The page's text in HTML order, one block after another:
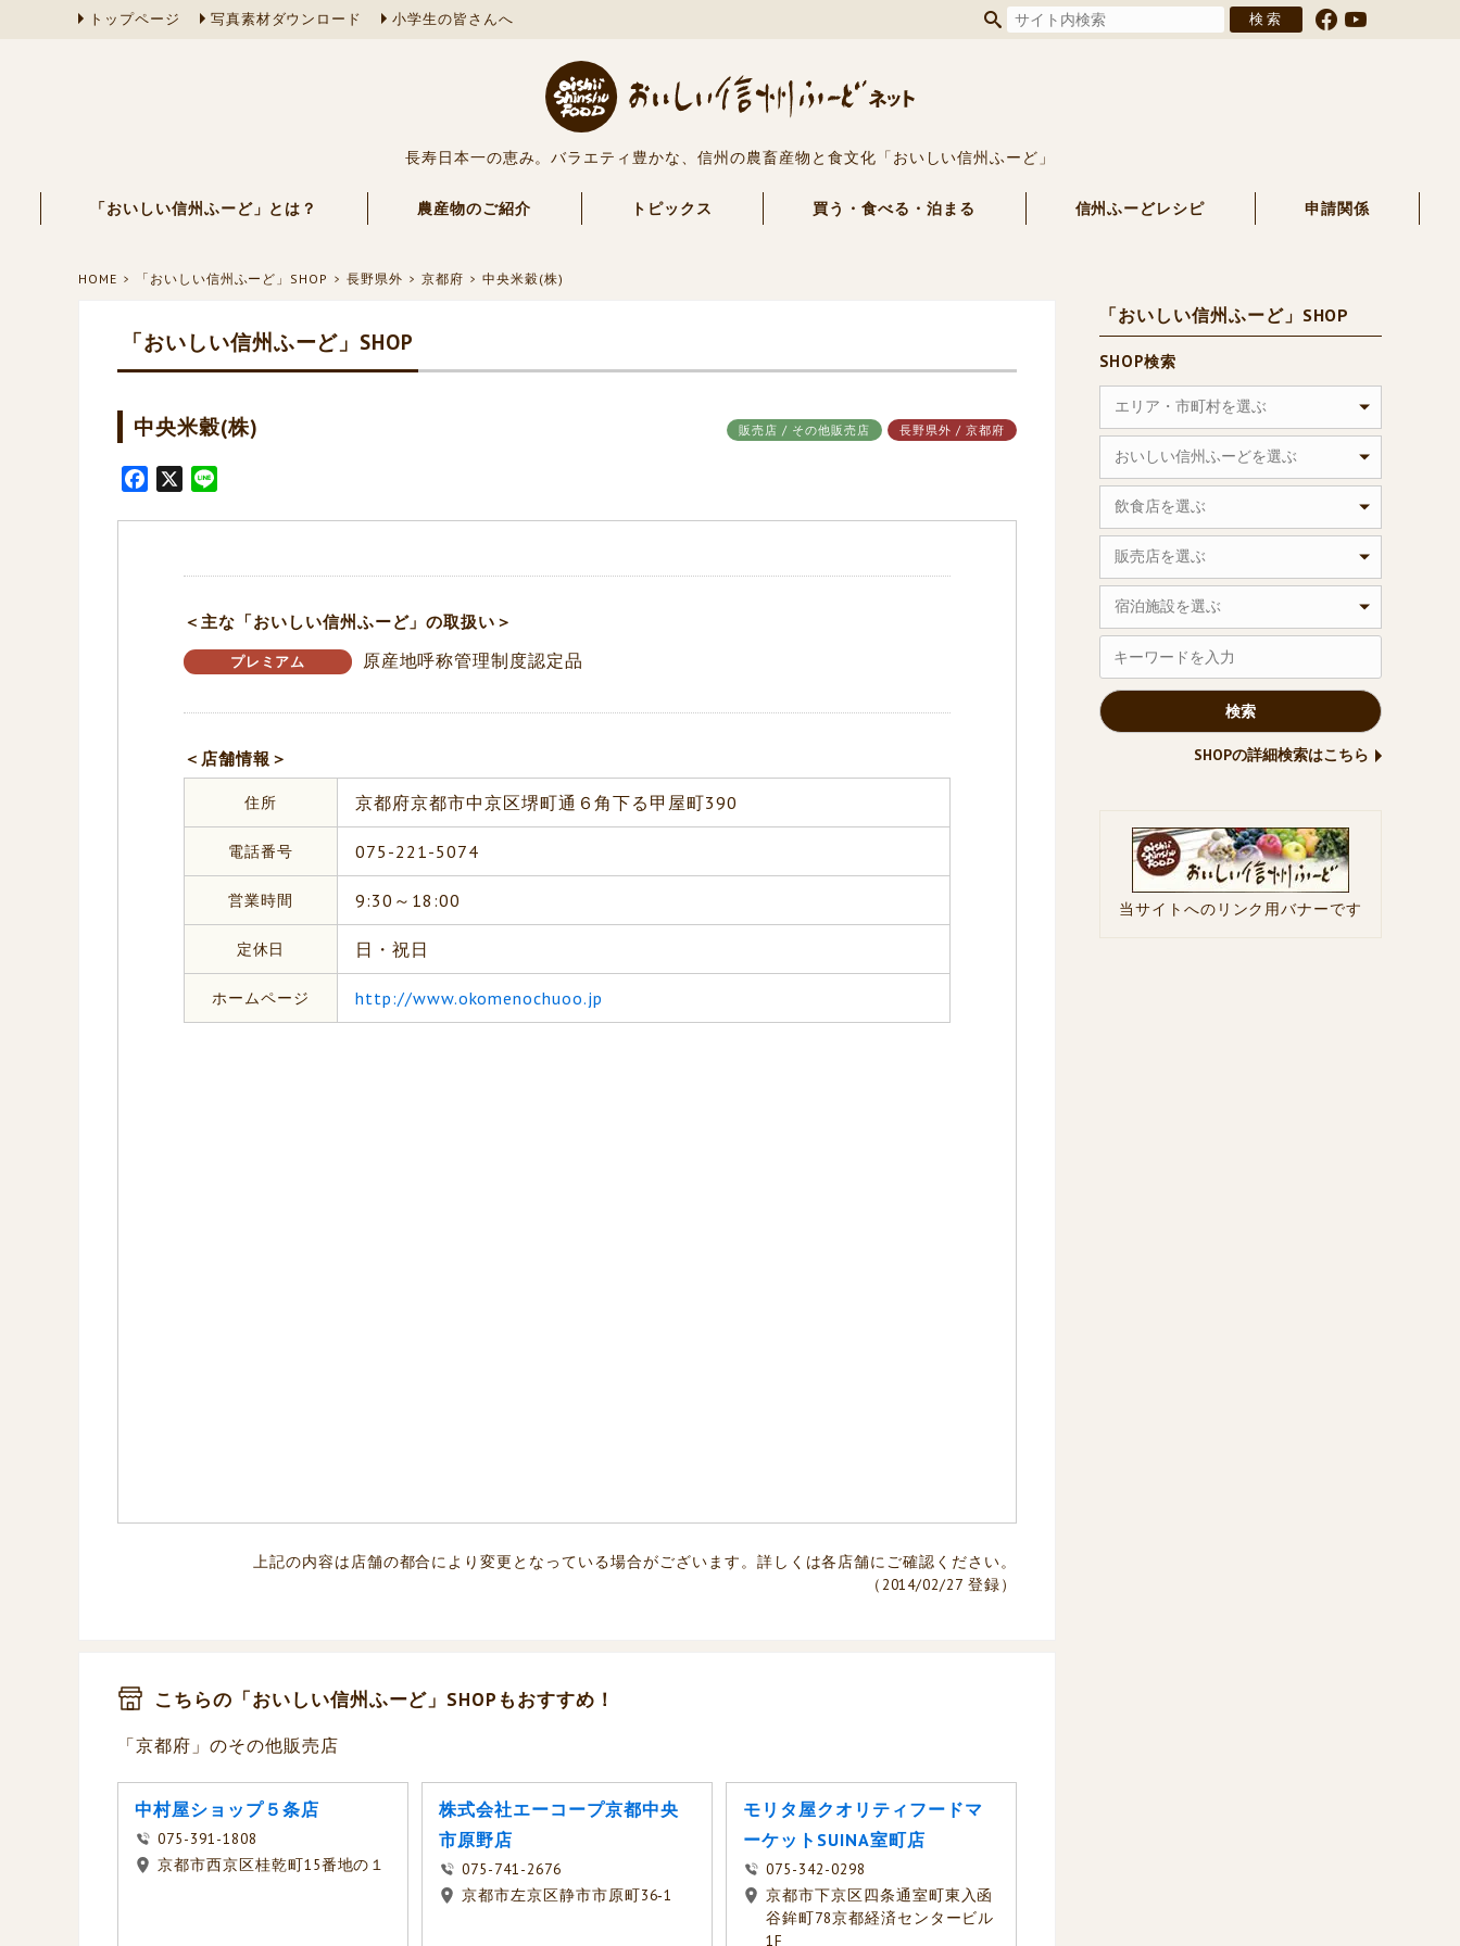
トップページ 写真素材ダウンロード 小学生の皆さんへ
長寿日本一の恵み。バラエティ豊かな、信州の農畜産物と食文化「おいしい信州ふーど」
「おいしい信州ふーど」とは？ 農産物のご紹介 トピックス 買う・食べる・泊まる 信州ふーどレシピ 申請関係
HOME 「おいしい信州ふーど」SHOP 長野県外 京都府 中央米穀(株)
「おいしい信州ふーど」SHOP
中央米穀(株) 販売店 / その他販売店 長野県外 / 京都府
＜主な「おいしい信州ふーど」の取扱い＞
プレミアム 原産地呼称管理制度認定品
＜店舗情報＞
住所 京都府京都市中京区堺町通６角下る甲屋町390
電話番号 075-221-5074
営業時間 9:30～18:00
定休日 日・祝日
ホームページ http://www.okomenochuoo.jp
上記の内容は店舗の都合により変更となっている場合がございます。詳しくは各店舗にご確認ください。
（2014/02/27 登録）
こちらの「おいしい信州ふーど」SHOPもおすすめ！
「京都府」のその他販売店
中村屋ショップ５条店
075-391-1808
京都市西京区桂乾町15番地の１
株式会社エーコープ京都中央
市原野店
075-741-2676
京都市左京区静市市原町36‐1
モリタ屋クオリティフードマ
ーケットSUINA室町店
075-342-0298
京都市下京区四条通室町東入函
谷鉾町78京都経済センタービル
1F
「おいしい信州ふーど」SHOP
SHOP検索
エリア・市町村を選ぶ
おいしい信州ふーどを選ぶ
飲食店を選ぶ
販売店を選ぶ
宿泊施設を選ぶ
SHOPの詳細検索はこちら
当サイトへのリンク用バナーです